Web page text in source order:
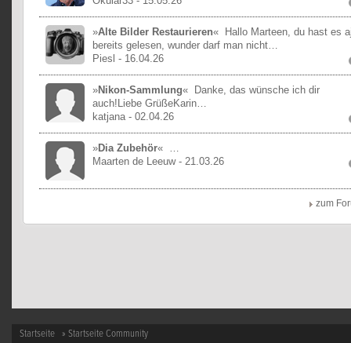
»Alte Bilder Restaurieren«
Hallo Marteen, du hast es
bereits gelesen, wunder darf man nicht…
Piesl - 16.04.26
»Nikon-Sammlung«
Danke, das wünsche ich dir
auch!Liebe GrüßeKarin…
katjana- 02.04.26
»Dia Zubehör« …
Maarten de Leeuw- 21.03.26
zum
Startseite » Startseite Community